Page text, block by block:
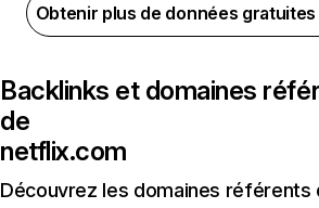
Obtenir plus de données
Backlinks et domaines
de
netflix.com
Découvrez les domaines référents